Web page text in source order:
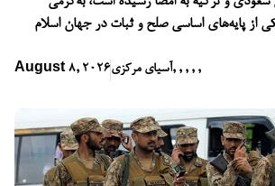
از پایه‌های اساسی صلح و ثبات در جهان اسلام
August 8, 2026آسیای مرکزی, , , , ,